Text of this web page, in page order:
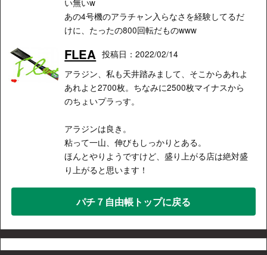
あの4号機のアラチャン入らなさを経験してるだ
けに、たったの800回転だものwww
FLEA 投稿日：2022/02/14
アラジン、私も天井踏みまして、そこからあれよ
あれよと2700枚。ちなみに2500枚マイナスから
のちょいプラっす。
アラジンは良き。
粘って一山、伸びもしっかりとある。
ほんとやりようですけど、盛り上がる店は絶対盛
り上がると思います！
パチ７自由帳トップに戻る